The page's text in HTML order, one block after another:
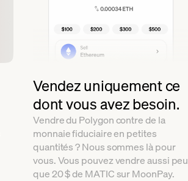
Vendez uniquement ce
dont vous avez besoin.
Vendre du Polygon contre de la
monnaie fiduciaire en petites
quantités ? Nous sommes là pour
vous. Vous pouvez vendre aussi peu
que 20 $ de MATIC sur MoonPay.